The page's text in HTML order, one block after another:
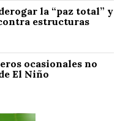
la “paz total” y
estructuras
ocasionales no
El Niño